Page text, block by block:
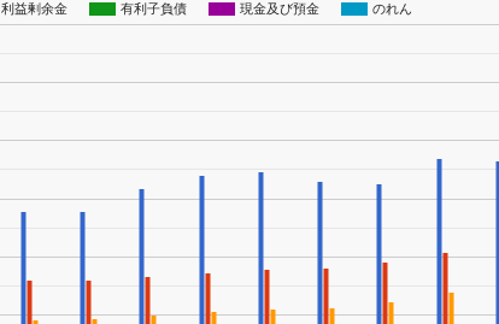
利益剰余金 有利子負債 現金及び預金 のれん